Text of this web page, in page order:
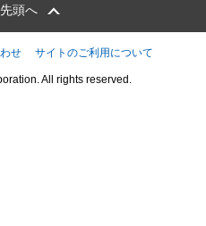
頭へ
せ サイトのご利用について
All rights reserved.